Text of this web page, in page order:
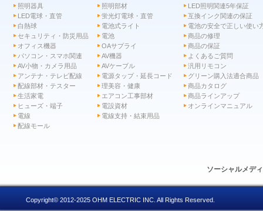
照明器具
照明部材
LED電球・直管
蛍光灯電球・直管
白熱球
電池式ライト
セキュリティ・防災用品
電池
オフィス機器
OAサプライ
パソコン・スマホ関連
AV機器
AV小物・カメラ用品
AVケーブル
アンテナ・テレビ配線
電源タップ・延長コード
配線部材・テスター
理美容・健康
生活家電
エアコン工事部材
ヒューズ・端子
電設資材
電線
電線支持・結束用品
配線モール
LED照明関連5年保証
互換インク関連の保証
電池の安全で正しい使い
商品の修理
商品の保証
よくあるご質問
汎用リモコン
グリーン購入法適合商品
商品カタログ
商品ラインアップ
オンラインマニュアル
ソーシャルメデ
Copyright© 2012-2025 OHM ELECTRIC INC. All Rights Reserved.